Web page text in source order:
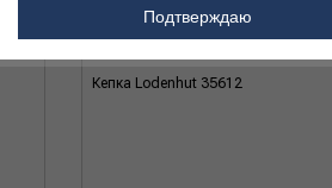
Кепка Lodenhut 35612
Подтверждаю